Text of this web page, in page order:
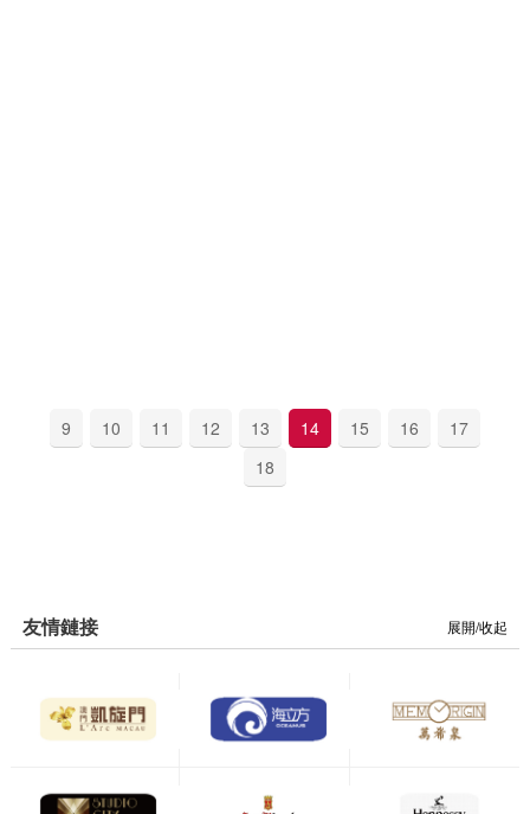
9 10 11 12 13 14 15 16
17
18
友情鏈接 展開/收起